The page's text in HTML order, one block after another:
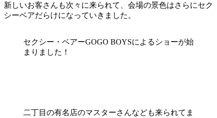
新しいお客さんも次々に来られて、会場の景色はさらにセク
シーベアだらけになっていきました。
セクシー・ベアーGOGO BOYSによるショーが始
まりました！
二丁目の有名店のマスターさんなども来られてま